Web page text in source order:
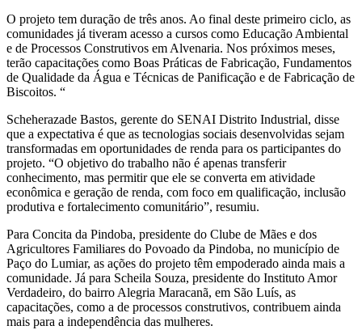
O projeto tem duração de três anos. Ao final deste primeiro ciclo, as
comunidades já tiveram acesso a cursos como Educação Ambiental
e de Processos Construtivos em Alvenaria. Nos próximos meses,
terão capacitações como Boas Práticas de Fabricação, Fundamentos
de Qualidade da Água e Técnicas de Panificação e de Fabricação de
Biscoitos. “
Scheherazade Bastos, gerente do SENAI Distrito Industrial, disse
que a expectativa é que as tecnologias sociais desenvolvidas sejam
transformadas em oportunidades de renda para os participantes do
projeto. “O objetivo do trabalho não é apenas transferir
conhecimento, mas permitir que ele se converta em atividade
econômica e geração de renda, com foco em qualificação, inclusão
produtiva e fortalecimento comunitário”, resumiu.
Para Concita da Pindoba, presidente do Clube de Mães e dos
Agricultores Familiares do Povoado da Pindoba, no município de
Paço do Lumiar, as ações do projeto têm empoderado ainda mais a
comunidade. Já para Scheila Souza, presidente do Instituto Amor
Verdadeiro, do bairro Alegria Maracanã, em São Luís, as
capacitações, como a de processos construtivos, contribuem ainda
mais para a independência das mulheres.